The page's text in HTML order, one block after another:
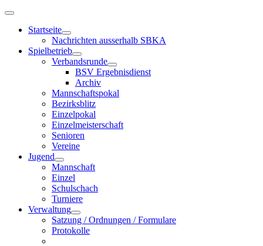
Startseite
Nachrichten ausserhalb SBKA
Spielbetrieb
Verbandsrunde
BSV Ergebnisdienst
Archiv
Mannschaftspokal
Bezirksblitz
Einzelpokal
Einzelmeisterschaft
Senioren
Vereine
Jugend
Mannschaft
Einzel
Schulschach
Turniere
Verwaltung
Satzung / Ordnungen / Formulare
Protokolle